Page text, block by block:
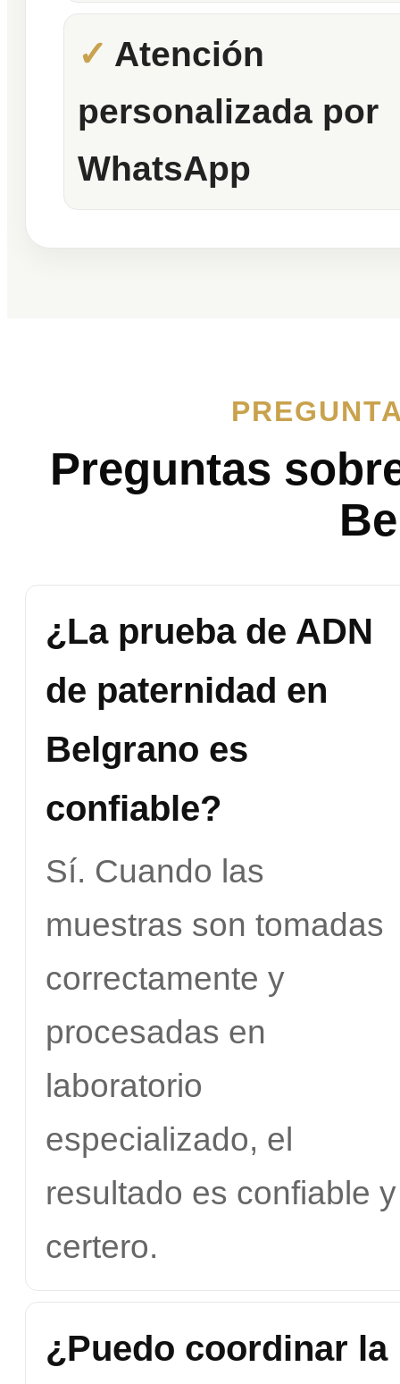
Atención
personalizada por
WhatsApp
Preguntas
¿La prueba de ADN
de paternidad en
Belgrano es
confiable?
Sí. Cuando las
muestras son tomadas
correctamente y
procesadas en
laboratorio
especializado, el
resultado es confiable y
certero.
¿Puedo coordinar la